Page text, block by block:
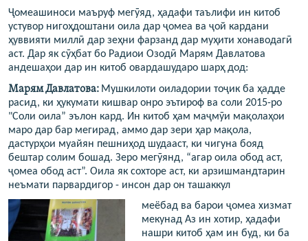
Ҷомеашиноси маъруф мегӯяд, ҳадафи таълифи ин китоб
устувор нигоҳдоштани оила дар ҷомеа ва ҷой кардани
ҳуввияти миллӣ дар зеҳни фарзанд дар муҳити хонаводагӣ
аст. Дар як сӯҳбат бо Радиои Озодӣ Марям Давлатова
андешаҳои дар ин китоб овардашударо шарҳ дод:
Марям Давлатова: Мушкилоти оиладории тоҷик ба ҳадде
расид, ки ҳукумати кишвар онро эътироф ва соли 2015-ро
"Соли оила” эълон кард. Ин китоб ҳам маҷмӯи мақолаҳои
маро дар бар мегирад, аммо дар зери ҳар мақола,
дастурҳои муайян пешниҳод шудааст, ки чигуна бояд
бештар солим бошад. Зеро мегӯянд, “агар оила обод аст,
ҷомеа обод аст”. Оила як сохторе аст, ки арзишмандтарин
неъмати парвардигор - инсон дар он ташаккул
​меёбад ва барои ҷомеа хизмат
мекунад Аз ин хотир, ҳадафи
нашри китоб ҳам ин буд, ки ба